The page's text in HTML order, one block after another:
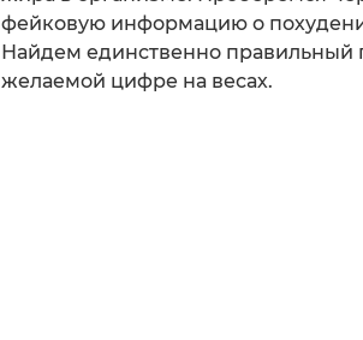
фейковую информацию о
Найдем единственно правильный
желаемой цифре на весах.